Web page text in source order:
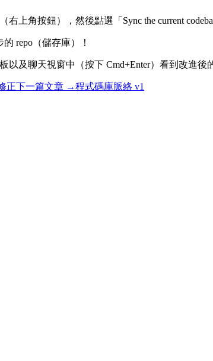
上角按鈕），然後點選「Sync the current
repo（儲存庫）！
以及聊天視窗中（按下 Cmd+Enter）看到改進後
正 下一篇文章 →程式碼庫脈絡 v1